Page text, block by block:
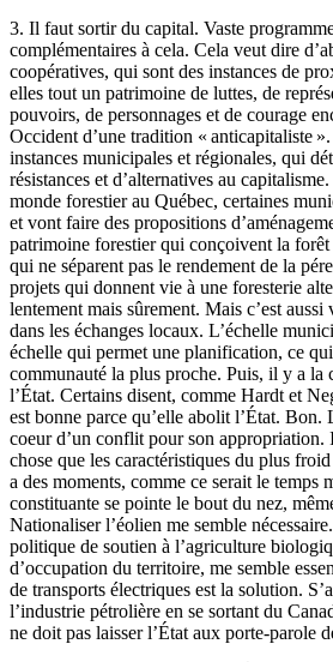
3. Il faut sortir du capital. Vaste
complémentaires à cela. Cela veut dire
coopératives, qui sont des instances de
elles tout un patrimoine de luttes, de
pouvoirs, de personnages et de courage
Occident d’une tradition « anticapitaliste
instances municipales et régionales, qui
résistances et d’alternatives au
monde forestier au Québec, certaines
et vont faire des propositions
patrimoine forestier qui conçoivent la
qui ne séparent pas le rendement de la
projets qui donnent vie à une foresterie
lentement mais sûrement. Mais c’est
dans les échanges locaux. L’échelle
échelle qui permet une planification, ce
communauté la plus proche. Puis, il y a la
l’État. Certains disent, comme Hardt et
est bonne parce qu’elle abolit l’État. Bon.
coeur d’un conflit pour son appropriation.
chose que les caractéristiques du plus
a des moments, comme ce serait le temps
constituante se pointe le bout du nez,
Nationaliser l’éolien me semble
politique de soutien à l’agriculture
d’occupation du territoire, me semble
de transports électriques est la solution.
l’industrie pétrolière en se sortant du
ne doit pas laisser l’État aux porte-parole